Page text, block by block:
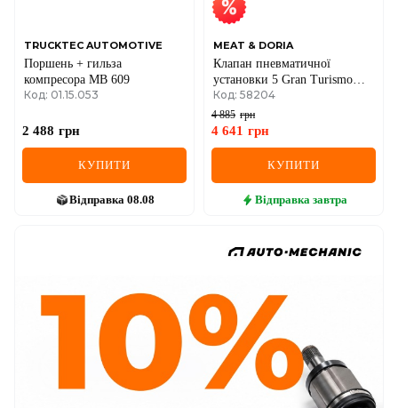
TRUCKTEC AUTOMOTIVE
Поршень + гильза
компресора MB 609
Код: 01.15.053
2 488 грн
КУПИТИ
Відправка 08.08
MEAT & DORIA
Клапан пневматичної
установки 5 Gran Turismo
(F07) 530 d 12-17, 7750 i, Li
08-12 BMW
Код: 58204
4 885 грн
4 641 грн
КУПИТИ
Відправка завтра